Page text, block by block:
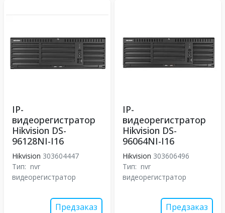
IP-
видеорегистратор
Hikvision DS-
96128NI-I16
Hikvision 303604447
Тип: nvr
видеорегистратор
Предзаказ
IP-
видеорегистратор
Hikvision DS-
96064NI-I16
Hikvision 303606496
Тип: nvr
видеорегистратор
Предзаказ